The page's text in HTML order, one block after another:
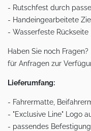
- Rutschfest durch
- Handeingearbeitete
- Wasserfeste Rückseite
Haben Sie noch
für Anfragen zur
Lieferumfang:
- Fahrermatte,
- "Exclusive Line" Logo
- passendes